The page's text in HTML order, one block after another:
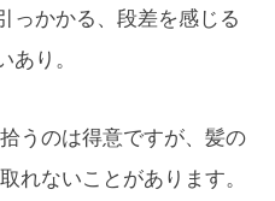
っかかる、段差を感じる
あり。
うのは得意ですが、髪の
れないことがあります。